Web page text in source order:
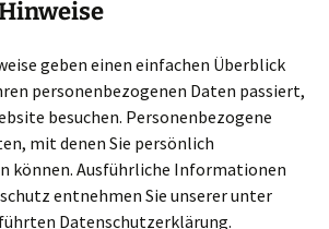
geben einen einfachen Überblick
personenbezogenen Daten passiert,
besuchen. Personenbezogene
mit denen Sie persönlich
können. Ausführliche Informationen
entnehmen Sie unserer unter
Datenschutzerklärung.